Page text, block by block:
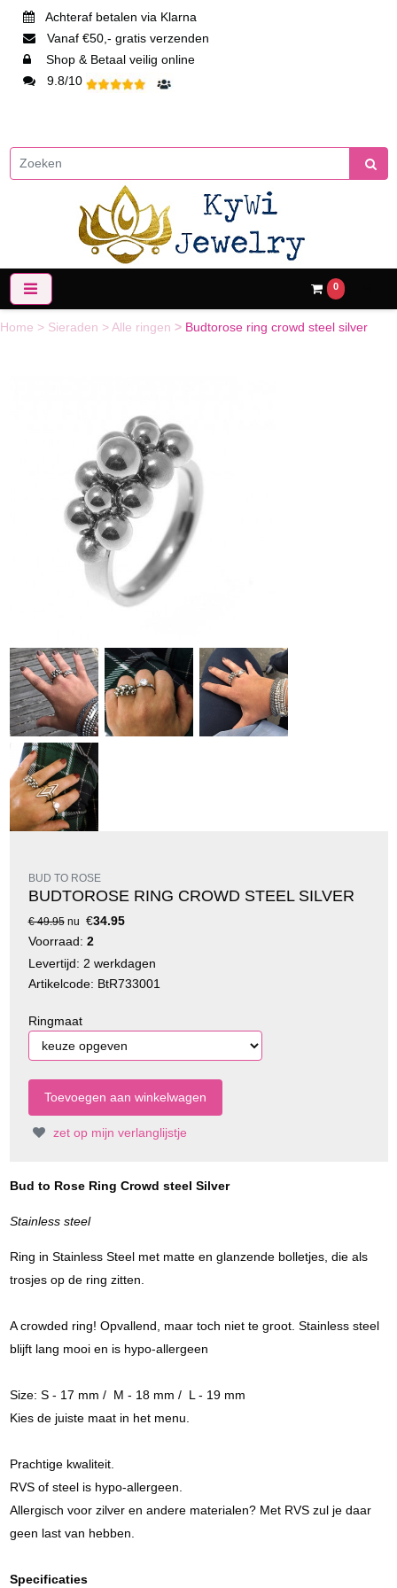
Achteraf betalen via Klarna
Vanaf €50,- gratis verzenden
Shop & Betaal veilig online
9.8/10
0
Home > Sieraden >Alle ringen > Budtorose ring crowd steel silver
BUD TO ROSE
BUDTOROSE RING CROWD STEEL SILVER
€ 49.95nu €34.95
Voorraad: 2
Levertijd: 2 werkdagen
Artikelcode: BtR733001
Ringmaat
zet op mijn verlanglijstje
Bud to Rose Ring Crowd steel Silver
Stainless steel
Ring in Stainless Steel met matte en glanzende bolletjes, die als
trosjes op de ring zitten.
A crowded ring! Opvallend, maar toch niet te groot. Stainless steel
blijft lang mooi en is hypo-allergeen
Size: S - 17 mm / M - 18 mm / L - 19 mm
Kies de juiste maat in het menu.
Prachtige kwaliteit.
RVS of steel is hypo-allergeen.
Allergisch voor zilver en andere materialen? Met RVS zul je daar
geen last van hebben.
Specificaties